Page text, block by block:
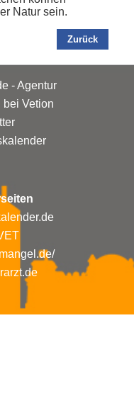
Natur sein.
Zurück
- Agentur
bei Vetion